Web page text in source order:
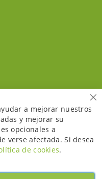
a mejorar nuestros
y mejorar su
opcionales a
verse afectada. Si desea
de cookies.